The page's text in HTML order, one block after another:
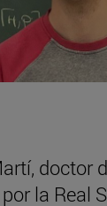
doctor
la Real